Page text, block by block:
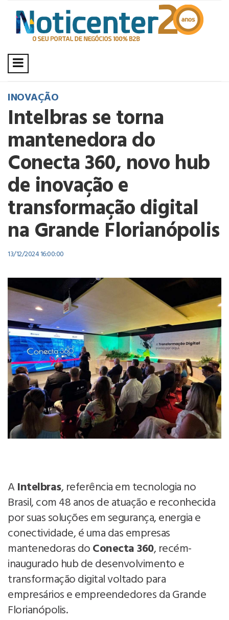
INOVAÇÃO
Intelbras se torna
mantenedora do
Conecta 360, novo hub
de inovação e
transformação digital
na Grande Florianópolis
13/12/2024 16:00:00
AIntelbras, referência em tecnologia no
Brasil, com 48 anos de atuação e reconhecida
por suas soluções em segurança, energia e
conectividade, é uma das empresas
mantenedoras doConecta 360, recém-
inaugurado hub de desenvolvimento e
transformação digital voltado para
empresários e empreendedores da Grande
Florianópolis.